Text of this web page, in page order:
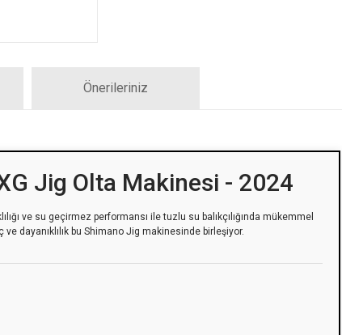
Önerileriniz
Jig Olta Makinesi - 2024
ve su geçirmez performansı ile tuzlu su balıkçılığında mükemmel
dayanıklılık bu Shimano Jig makinesinde birleşiyor.